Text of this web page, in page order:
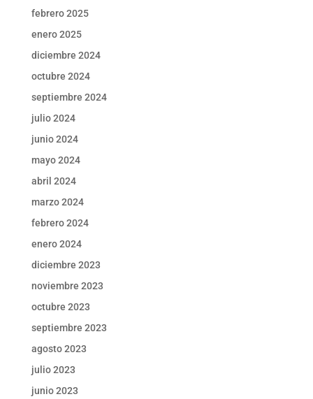
febrero 2025
enero 2025
diciembre 2024
octubre 2024
septiembre 2024
julio 2024
junio 2024
mayo 2024
abril 2024
marzo 2024
febrero 2024
enero 2024
diciembre 2023
noviembre 2023
octubre 2023
septiembre 2023
agosto 2023
julio 2023
junio 2023